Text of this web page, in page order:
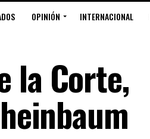
OPINIÓN INTERNACIONAL
la Corte,